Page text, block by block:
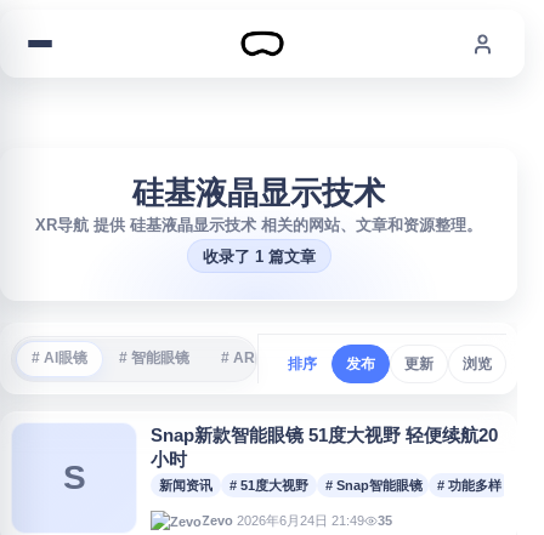
硅基液晶显示技术
XR导航 提供 硅基液晶显示技术 相关的网站、文章和资源整理。
收录了 1 篇文章
# AI眼镜 # 智能眼镜 # AR眼镜 # VR游戏 # 沉浸式体验
排序 发布 更新 浏览
S
Snap新款智能眼镜 51度大视野 轻便续航20
小时
新闻资讯 # 51度大视野 # Snap智能眼镜 # 功能多样
Zevo 2026年6月24日 21:49 35